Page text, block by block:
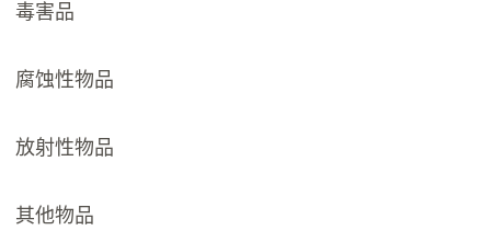
毒害品
腐蚀性物品
放射性物品
其他物品